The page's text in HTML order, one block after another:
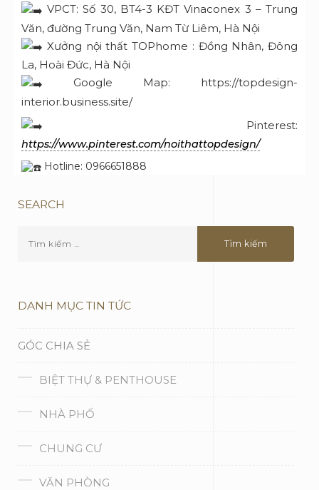
VPCT: Số 30, BT4-3 KĐT Vinaconex 3 – Trung
Văn, đường Trung Văn, Nam Từ Liêm, Hà Nội
Xưởng nội thất TOPhome : Đồng Nhân, Đông
La, Hoài Đức, Hà Nội
Google Map: https://topdesign-
interior.business.site/
Pinterest:
https://www.pinterest.com/noithattopdesign/
Hotline: 0966651888
SEARCH
DANH MỤC TIN TỨC
GÓC CHIA SẺ
BIỆT THỰ & PENTHOUSE
NHÀ PHỐ
CHUNG CƯ
VĂN PHÒNG